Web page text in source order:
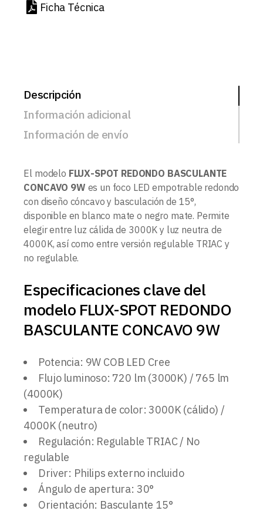
Ficha Técnica
Descripción
Información adicional
Información de envío
El modelo FLUX-SPOT REDONDO BASCULANTE
CONCAVO 9W es un foco LED empotrable redondo
con diseño cóncavo y basculación de 15°,
disponible en blanco mate o negro mate. Permite
elegir entre luz cálida de 3000K y luz neutra de
4000K, así como entre versión regulable TRIAC y
no regulable.
Especificaciones clave del
modelo FLUX-SPOT REDONDO
BASCULANTE CONCAVO 9W
Potencia: 9W COB LED Cree
Flujo luminoso: 720 lm (3000K) / 765 lm
(4000K)
Temperatura de color: 3000K (cálido) /
4000K (neutro)
Regulación: Regulable TRIAC / No
regulable
Driver: Philips externo incluido
Ángulo de apertura: 30°
Orientación: Basculante 15°